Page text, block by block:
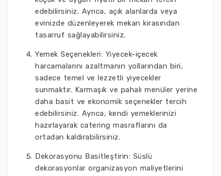
edebilirsiniz. Ayrıca, açık alanlarda veya
evinizde düzenleyerek mekan kirasından
tasarruf sağlayabilirsiniz.
Yemek Seçenekleri: Yiyecek-içecek
harcamalarını azaltmanın yollarından biri,
sadece temel ve lezzetli yiyecekler
sunmaktır. Karmaşık ve pahalı menüler yerine
daha basit ve ekonomik seçenekler tercih
edebilirsiniz. Ayrıca, kendi yemeklerinizi
hazırlayarak catering masraflarını da
ortadan kaldırabilirsiniz.
Dekorasyonu Basitleştirin: Süslü
dekorasyonlar organizasyon maliyetlerini